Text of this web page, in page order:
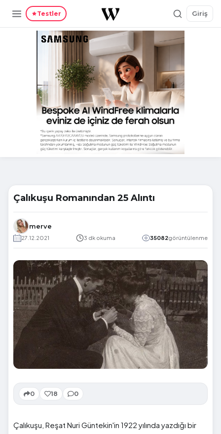
Testler Giriş
Çalıkuşu Romanından 25 Alıntı
merve
27.12.2021 3 dk okuma 35082görüntülenme
0 18 0
Çalıkuşu, Reşat Nuri Güntekin'in 1922 yılında yazdığı bir